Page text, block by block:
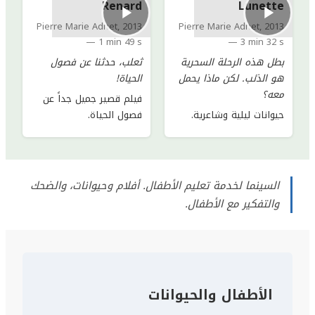
Lunette
Pierre Marie Adnet, 2013
—3 min 32 s
بطل هذه الرحلة السحرية
هو الذئب. لكن ماذا يحمل
معه؟
حيوانات ليلية وشاعرية.
Renard
Pierre Marie Adnet, 2013
—1 min 49 s
ثعلب، حدثنا عن فصول
الحياة!
فيلم قصير جميل جداً عن
فصول الحياة.
السينما لخدمة تعليم الأطفال. أفلام وحيوانات، والضحك
والتفكير مع الأطفال.
الأطفال والحيوانات